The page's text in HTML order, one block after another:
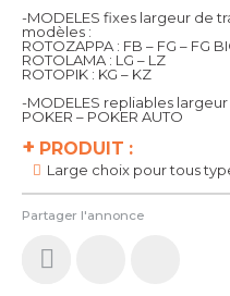
+ PRODUIT :
Large choix pour tous
Partager l'annonce
-MODELES fixes largeur de
modèles :
ROTOZAPPA : FB – FG – FG
ROTOLAMA : LG – LZ
ROTOPIK : KG – KZ
-MODELES repliables
POKER – POKER AUTO